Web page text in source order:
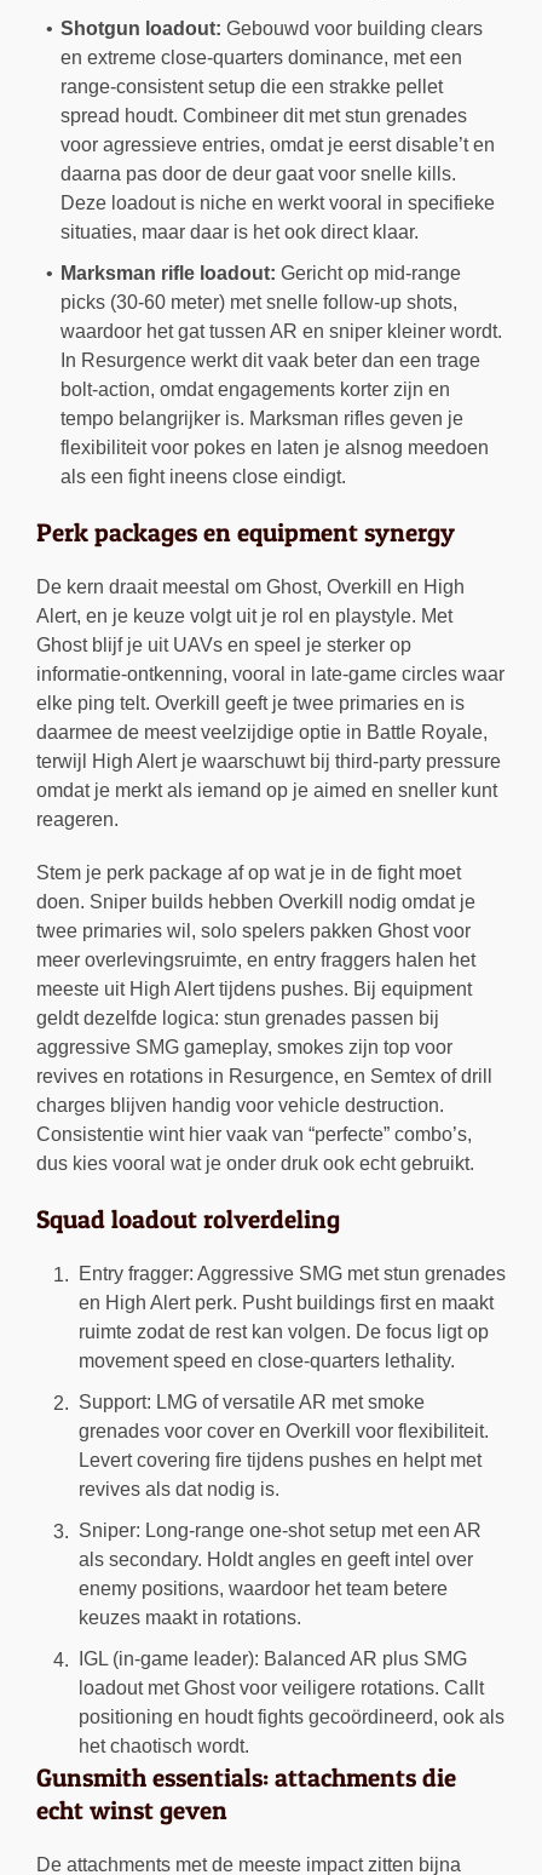
Shotgun loadout: Gebouwd voor building clears
en extreme close-quarters dominance, met een
range-consistent setup die een strakke pellet
spread houdt. Combineer dit met stun grenades
voor agressieve entries, omdat je eerst disable’t en
daarna pas door de deur gaat voor snelle kills.
Deze loadout is niche en werkt vooral in specifieke
situaties, maar daar is het ook direct klaar.
Marksman rifle loadout: Gericht op mid-range
picks (30-60 meter) met snelle follow-up shots,
waardoor het gat tussen AR en sniper kleiner wordt.
In Resurgence werkt dit vaak beter dan een trage
bolt-action, omdat engagements korter zijn en
tempo belangrijker is. Marksman rifles geven je
flexibiliteit voor pokes en laten je alsnog meedoen
als een fight ineens close eindigt.
Perk packages en equipment synergy
De kern draait meestal om Ghost, Overkill en High
Alert, en je keuze volgt uit je rol en playstyle. Met
Ghost blijf je uit UAVs en speel je sterker op
informatie-ontkenning, vooral in late-game circles waar
elke ping telt. Overkill geeft je twee primaries en is
daarmee de meest veelzijdige optie in Battle Royale,
terwijl High Alert je waarschuwt bij third-party pressure
omdat je merkt als iemand op je aimed en sneller kunt
reageren.
Stem je perk package af op wat je in de fight moet
doen. Sniper builds hebben Overkill nodig omdat je
twee primaries wil, solo spelers pakken Ghost voor
meer overlevingsruimte, en entry fraggers halen het
meeste uit High Alert tijdens pushes. Bij equipment
geldt dezelfde logica: stun grenades passen bij
aggressive SMG gameplay, smokes zijn top voor
revives en rotations in Resurgence, en Semtex of drill
charges blijven handig voor vehicle destruction.
Consistentie wint hier vaak van “perfecte” combo’s,
dus kies vooral wat je onder druk ook echt gebruikt.
Squad loadout rolverdeling
Entry fragger: Aggressive SMG met stun grenades
en High Alert perk. Pusht buildings first en maakt
ruimte zodat de rest kan volgen. De focus ligt op
movement speed en close-quarters lethality.
Support: LMG of versatile AR met smoke
grenades voor cover en Overkill voor flexibiliteit.
Levert covering fire tijdens pushes en helpt met
revives als dat nodig is.
Sniper: Long-range one-shot setup met een AR
als secondary. Holdt angles en geeft intel over
enemy positions, waardoor het team betere
keuzes maakt in rotations.
IGL (in-game leader): Balanced AR plus SMG
loadout met Ghost voor veiligere rotations. Callt
positioning en houdt fights gecoördineerd, ook als
het chaotisch wordt.
Gunsmith essentials: attachments die
echt winst geven
De attachments met de meeste impact zitten bijna